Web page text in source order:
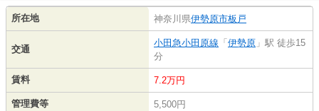
所在地 神奈川県伊勢原市板戸
交通
小田急小田原線 「 伊勢原 」駅 徒歩15
分
賃料 7.2万円
管理費等 5,500円